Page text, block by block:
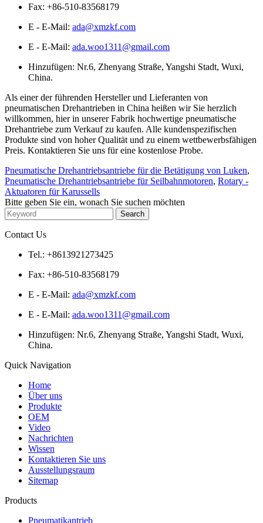
Fax: +86-510-83568179
E - E-Mail: ada@xmzkf.com
E - E-Mail: ada.woo1311@gmail.com
Hinzufügen: Nr.6, Zhenyang Straße, Yangshi Stadt, Wuxi,
China.
Als einer der führenden Hersteller und Lieferanten von
pneumatischen Drehantrieben in China heißen wir Sie herzlich
willkommen, hier in unserer Fabrik hochwertige pneumatische
Drehantriebe zum Verkauf zu kaufen. Alle kundenspezifischen
Produkte sind von hoher Qualität und zu einem wettbewerbsfähigen
Preis. Kontaktieren Sie uns für eine kostenlose Probe.
Pneumatische Drehantriebsantriebe für die Betätigung von Luken,
Pneumatische Drehantriebsantriebe für Seilbahnmotoren, Rotary -
Aktuatoren für Karussells
Bitte geben Sie ein, wonach Sie suchen möchten
Contact Us
Tel.: +8613921273425
Fax: +86-510-83568179
E - E-Mail: ada@xmzkf.com
E - E-Mail: ada.woo1311@gmail.com
Hinzufügen: Nr.6, Zhenyang Straße, Yangshi Stadt, Wuxi,
China.
Quick Navigation
Home
Über uns
Produkte
OEM
Video
Nachrichten
Wissen
Kontaktieren Sie uns
Ausstellungsraum
Sitemap
Products
Pneumatikantrieb